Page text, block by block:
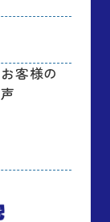
お客様の
声